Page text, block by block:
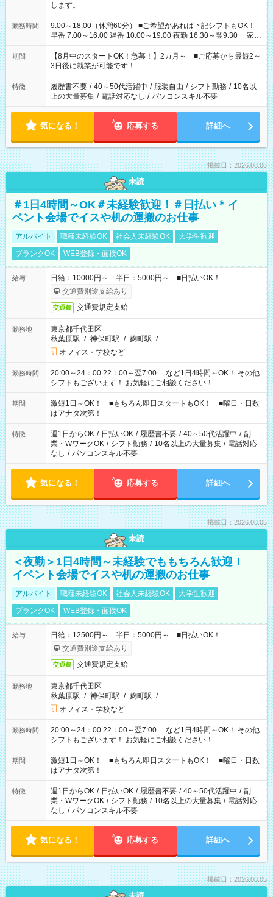
します。
勤務時間
9:00～18:00（休憩60分） ■ご希望があれば下記シフトもOK！
早番 7:00～16:00 遅番 10:00～19:00 夜勤 16:30～翌9:30 「家族
と休みを合わせたい」 「余裕を持って夕飯の準備がしたい」
「できれば残業はしたくない」 など、ご希望を教えてください
ね。 ※Wワーク希望の方へ 今ご覧のお仕事で希望する勤務時間
と、もう1つのお仕事の勤務時間。 合計で週40時間を超える場
合は応募できません。
期間
【8月中のスタートOK！急募！】2カ月～ ■ご応募から最短2～
3日後に就業が可能です！
特徴 履歴書不要 / 40～50代活躍中 / 服装自由 / シフト勤務 / 10名以
上の大量募集 / 電話対応なし / パソコンスキル不要
気になる！ 応募する 詳細へ
掲載日：2026.08.06
未読
＃1日4時間～OK＃未経験歓迎！＃日払い＊イ
ベント会場でイスや机の運搬のお仕事
アルバイト 職種未経験OK 社会人未経験OK
大学生歓迎
ブランクOK
WEB登録・面接OK
給与
日給：10000円～ 半日：5000円～ ■日払いOK！
交通費別途支給あり
交通費 交通費規定支給
勤務地
東京都千代田区
秋葉原駅 / 神保町駅 / 麹町駅 / …
オフィス・学校など
勤務時間
20:00～24：00 22：00～翌7:00 …など1日4時間～OK！ その他
シフトもございます！ お気軽にご相談ください！
期間
激短1日～OK！ ■もちろん即日スタートもOK！ ■曜日・日数
はアナタ次第！
特徴 週1日からOK / 日払いOK / 履歴書不要 / 40～50代活躍中 / 副
業・WワークOK / シフト勤務 / 10名以上の大量募集 / 電話対応
なし / パソコンスキル不要
気になる！ 応募する 詳細へ
掲載日：2026.08.05
未読
＜夜勤＞1日4時間～未経験でももちろん歓迎！
イベント会場でイスや机の運搬のお仕事
アルバイト 職種未経験OK 社会人未経験OK
大学生歓迎
ブランクOK
WEB登録・面接OK
給与
日給：12500円～ 半日：5000円～ ■日払いOK！
交通費別途支給あり
交通費 交通費規定支給
勤務地
東京都千代田区
秋葉原駅 / 神保町駅 / 麹町駅 / …
オフィス・学校など
勤務時間
20:00～24：00 22：00～翌7:00 …など1日4時間～OK！ その他
シフトもございます！ お気軽にご相談ください！
期間
激短1日～OK！ ■もちろん即日スタートもOK！ ■曜日・日数
はアナタ次第！
特徴 週1日からOK / 日払いOK / 履歴書不要 / 40～50代活躍中 / 副
業・WワークOK / シフト勤務 / 10名以上の大量募集 / 電話対応
なし / パソコンスキル不要
気になる！ 応募する 詳細へ
掲載日：2026.08.05